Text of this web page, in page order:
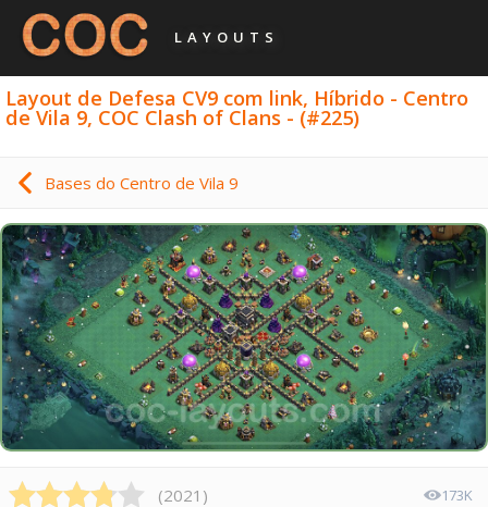
LAYOUTS
Layout de Defesa CV9 com link, Híbrido - Centro
de Vila 9, COC Clash of Clans - (#225)
Bases do Centro de Vila 9
(2021 ) 173K